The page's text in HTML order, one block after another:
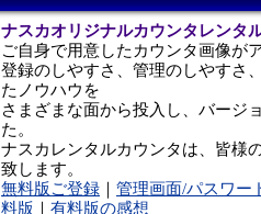
ナスカオリジナルカウンタレンタ
ご自身で用意したカウンタ画像が
登録のしやすさ、管理のしやすさ
たノウハウを
さまざまな面から投入し、バージ
た。
ナスカレンタルカウンタは、皆様
致します。
無料版ご登録 ｜ 管理画面/パスワー
料版 ｜ 有料版の感想